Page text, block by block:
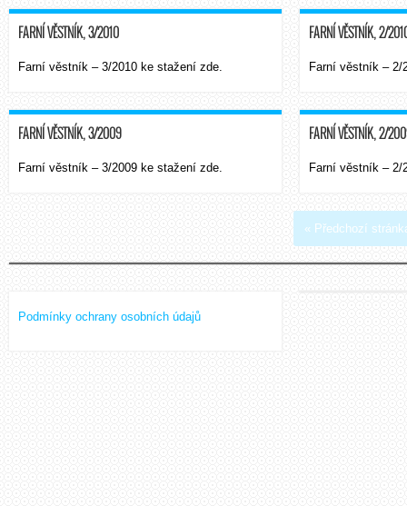
FARNÍ VĚSTNÍK, 3/2010
Farní věstník – 3/2010 ke stažení zde.
FARNÍ VĚSTNÍK, 2/
Farní věstník – 2/
FARNÍ VĚSTNÍK, 3/2009
Farní věstník – 3/2009 ke stažení zde.
FARNÍ VĚSTNÍK, 2/
Farní věstník – 2/
« Předchozí
Podmínky ochrany osobních údajů